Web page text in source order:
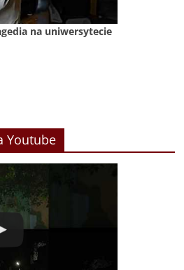
na uniwersytecie
Youtube